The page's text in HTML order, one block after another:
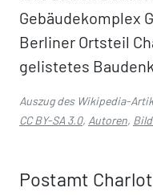
Gebäudekomplex
Berliner Ortsteil
gelistetes
Auszug des Wikipedia-
CC BY-SA 3.0, Autoren,
Postamt